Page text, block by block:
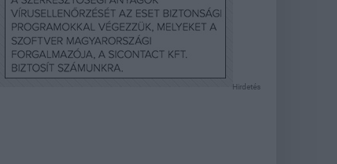
Hirdetés